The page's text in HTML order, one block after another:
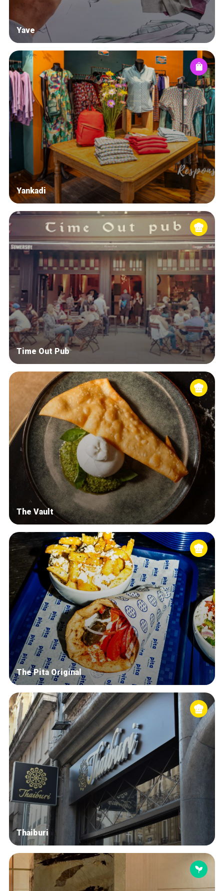
Yave
Yankadi
Time Out Pub
The Vault
The Pita Original
Thaiburi